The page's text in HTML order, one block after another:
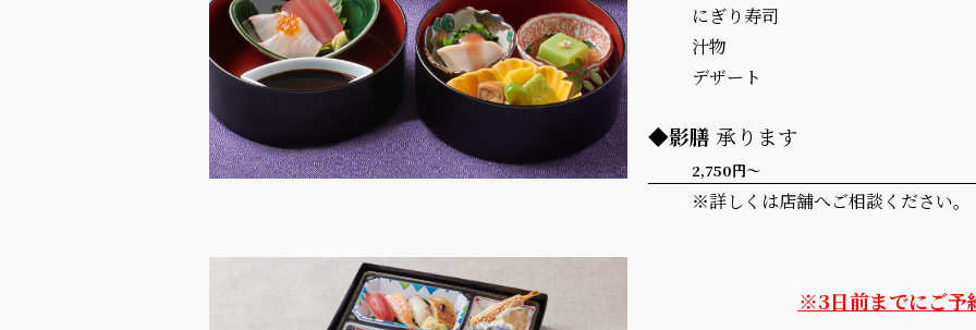
にぎり寿司
汁物
デザート
◆影膳 承ります
2,750円～
※詳しくは店舗へご相談ください。
※3日前までにご予